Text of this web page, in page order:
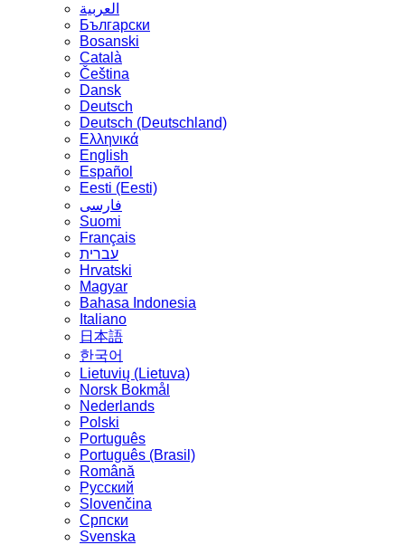
العربية
Български
Bosanski
Сatalà
Čeština
Dansk
Deutsch
Deutsch (Deutschland)
Ελληνικά
English
Español
Eesti (Eesti)
فارسی
Suomi
Français
עברית
Hrvatski
Magyar
Bahasa Indonesia
Italiano
日本語
한국어
Lietuvių (Lietuva)
‪Norsk Bokmål‬
Nederlands
Polski
Português
Português (Brasil)
Română
Русский
Slovenčina
Српски
Svenska